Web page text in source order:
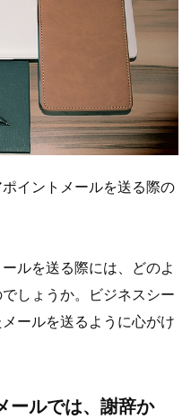
イントメールを送る際の
ルを送る際には、どのよ
しょうか。ビジネスシー
ールを送るように心がけ
ールでは、謝辞か